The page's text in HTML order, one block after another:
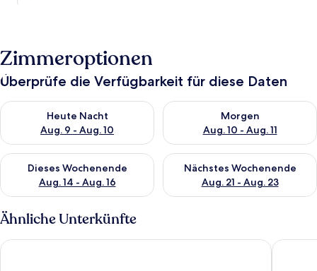
Zimmeroptionen
Überprüfe die Verfügbarkeit für diese Daten
Heute Nacht
Aug. 9 - Aug. 10
Überprüfe die Verfügbarkeit für heute Nacht, Aug. 9 - Aug.
Morgen
Aug. 10 - Aug. 11
Überprüfe die Verfügbarkeit
Dieses Wochenende
Aug. 14 - Aug. 16
Überprüfe die Verfügbarkeit für dieses Wochenende, Aug. 14
Nächstes Wochenende
Aug. 21 - Aug. 23
Überprüfe die Verfügbarkeit
Ähnliche Unterkünfte
Nordsee-Hotel Deichgraf Hotel